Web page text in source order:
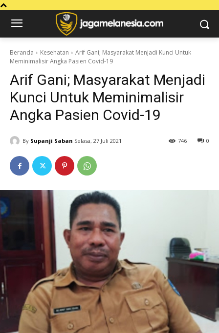
Beranda Kesehatan
Arif Gani; Masyarakat Menjadi Kunci Untuk
Meminimalisir Angka Pasien Covid-19
Arif Gani; Masyarakat Menjadi
Kunci Untuk Meminimalisir
Angka Pasien Covid-19
By Supanji Saban Selasa, 27 Juli 2021 0
746